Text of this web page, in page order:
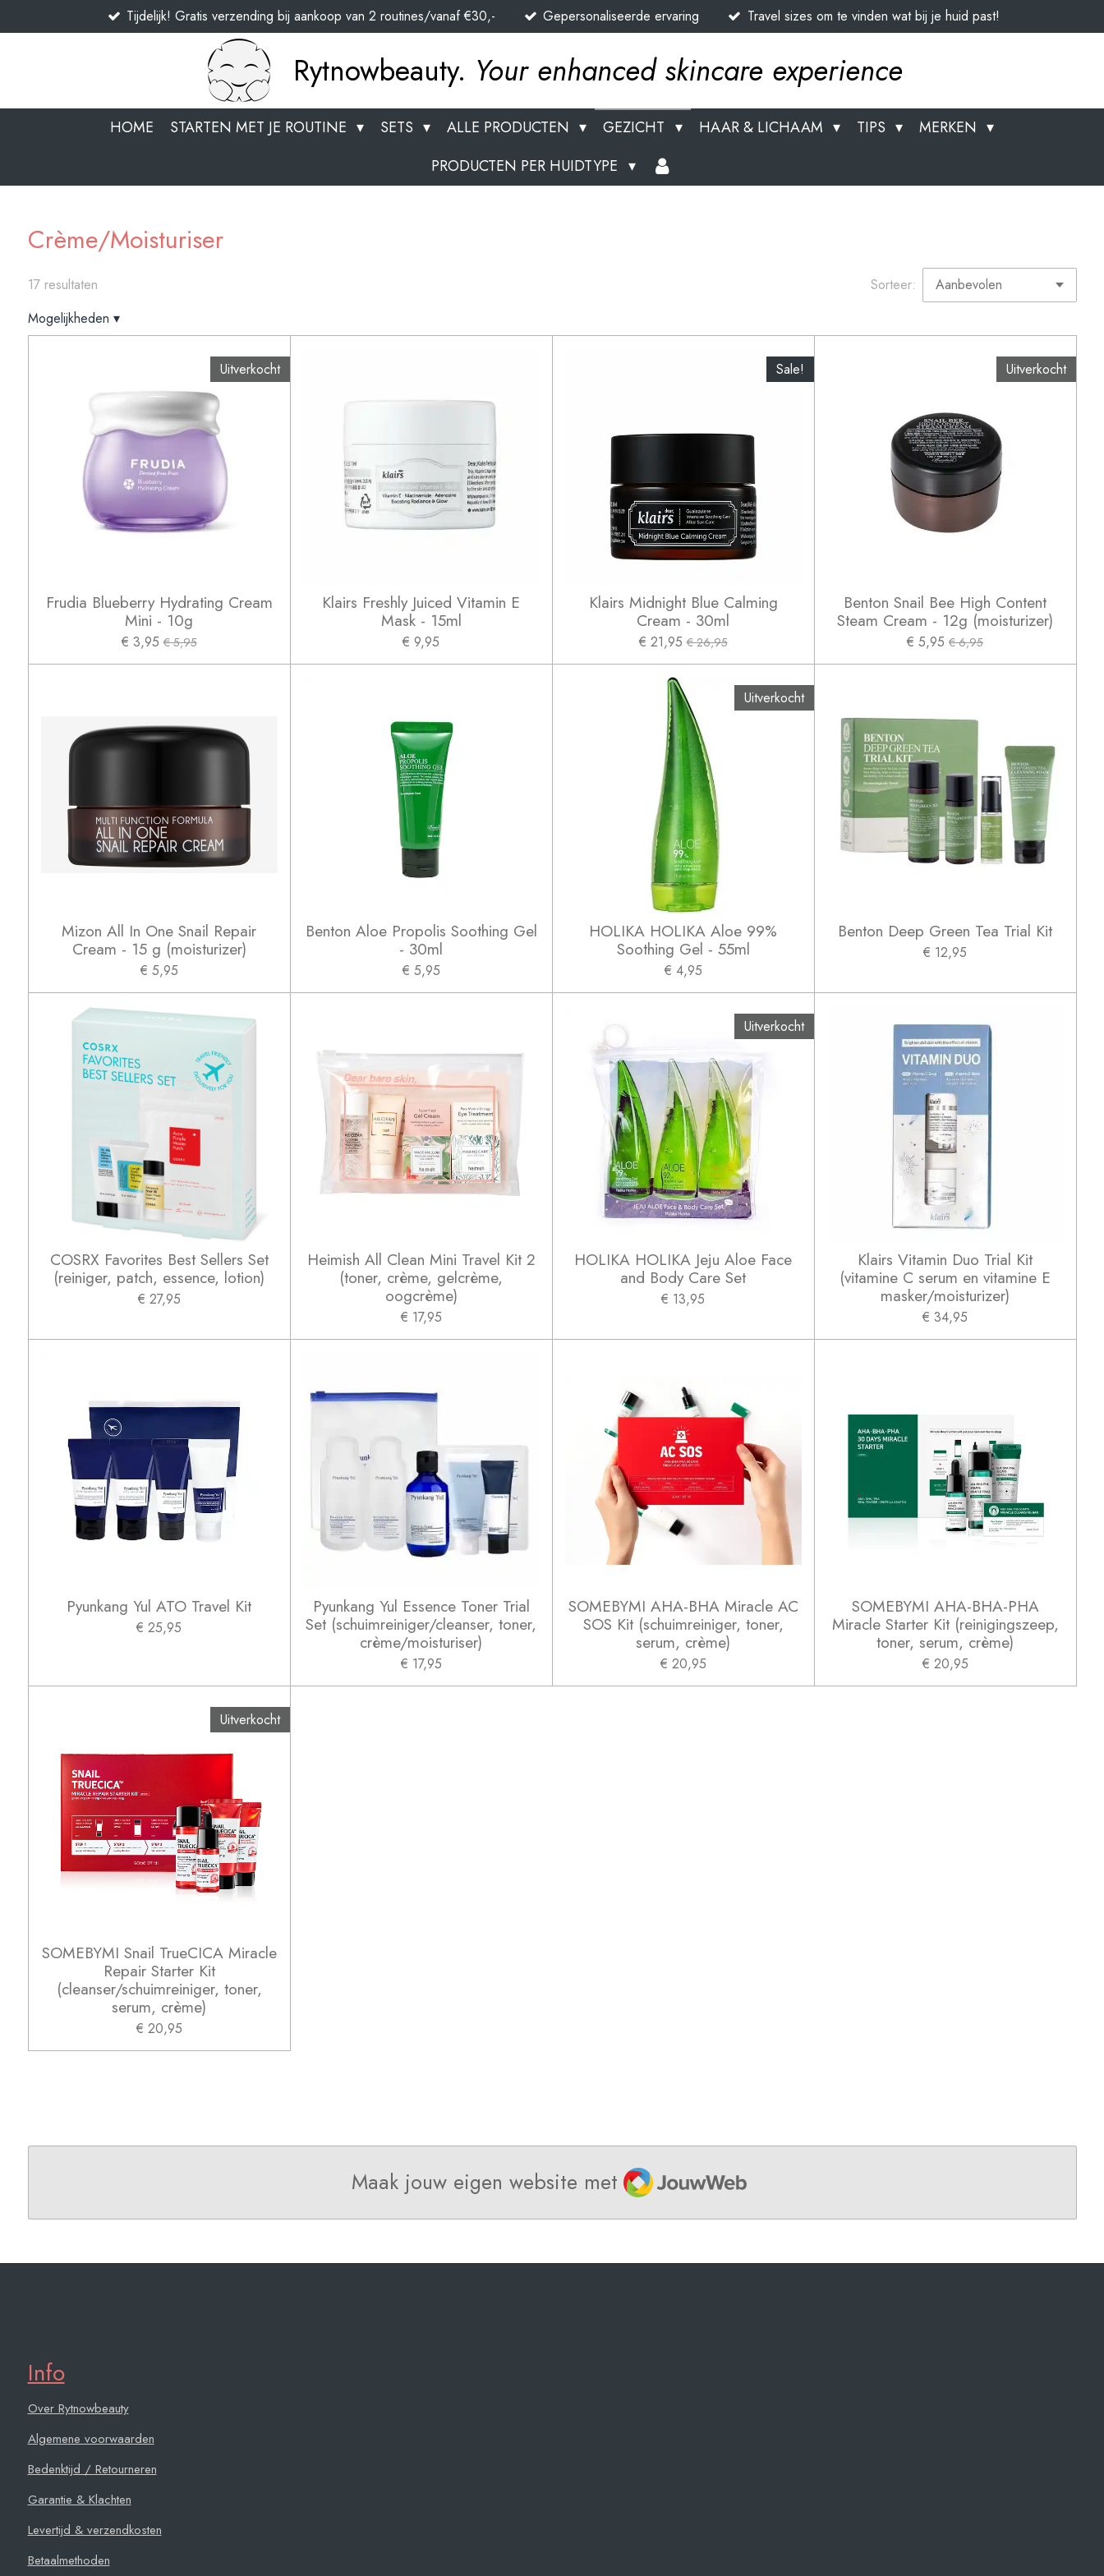
direct
Tijdelijk! Gratis verzending bij aankoop van 2 routines/vanaf €30,- Gepersonaliseerde ervaring Travel sizes om te vinden wat bij je huid past!
Rytnowbeauty. Your enhanced skincare experience
HOME STARTEN MET JE ROUTINE SETS ALLE PRODUCTEN GEZICHT HAAR & LICHAAM TIPS
MERKEN
PRODUCTEN PER HUIDTYPE
Crème/Moisturiser
17 resultaten
Sorteer:
Mogelijkheden ▾
Uitverkocht
Frudia Blueberry Hydrating Cream
Mini - 10g
€ 3,95 € 5,95
Klairs Freshly Juiced Vitamin E
Mask - 15ml
€ 9,95
Sale!
Klairs Midnight Blue Calming
Cream - 30ml
€ 21,95 € 26,95
Uitverkocht
Benton Snail Bee High Content
Steam Cream - 12g (moisturizer)
€ 5,95 € 6,95
Mizon All In One Snail Repair
Cream - 15 g (moisturizer)
€ 5,95
Benton Aloe Propolis Soothing Gel
- 30ml
€ 5,95
Uitverkocht
HOLIKA HOLIKA Aloe 99%
Soothing Gel - 55ml
€ 4,95
Benton Deep Green Tea Trial Kit
€ 12,95
COSRX Favorites Best Sellers Set
(reiniger, patch, essence, lotion)
€ 27,95
Heimish All Clean Mini Travel Kit 2
(toner, crème, gelcrème,
oogcrème)
€ 17,95
Uitverkocht
HOLIKA HOLIKA Jeju Aloe Face
and Body Care Set
€ 13,95
Klairs Vitamin Duo Trial Kit
(vitamine C serum en vitamine E
masker/moisturizer)
€ 34,95
Pyunkang Yul ATO Travel Kit
€ 25,95
Pyunkang Yul Essence Toner Trial
Set (schuimreiniger/cleanser, toner,
crème/moisturiser)
€ 17,95
SOMEBYMI AHA-BHA Miracle AC
SOS Kit (schuimreiniger, toner,
serum, crème)
€ 20,95
SOMEBYMI AHA-BHA-PHA
Miracle Starter Kit (reinigingszeep,
toner, serum, crème)
€ 20,95
Uitverkocht
SOMEBYMI Snail TrueCICA Miracle
Repair Starter Kit
(cleanser/schuimreiniger, toner,
serum, crème)
€ 20,95
Maak jouw eigen website met JouwWeb
Info
Over Rytnowbeauty
Algemene voorwaarden
Bedenktijd / Retourneren
Garantie & Klachten
Levertijd & verzendkosten
Betaalmethoden